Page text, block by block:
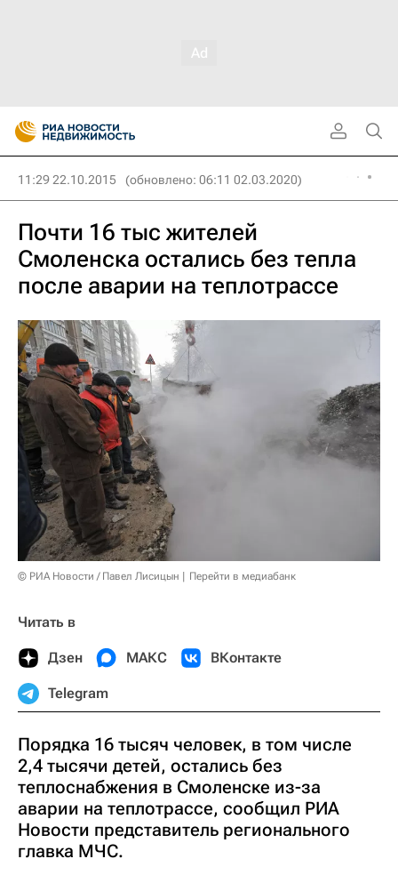
11:29 22.10.2015 (обновлено: 06:11 02.03.2020)
Почти 16 тыс жителей
Смоленска остались без тепла
после аварии на теплотрассе
© РИА Новости / Павел Лисицын Перейти в медиабанк
Читать в
Дзен МАКС ВКонтакте
Telegram
Порядка 16 тысяч человек, в том числе
2,4 тысячи детей, остались без
теплоснабжения в Смоленске из-за
аварии на теплотрассе, сообщил РИА
Новости представитель регионального
главка МЧС.